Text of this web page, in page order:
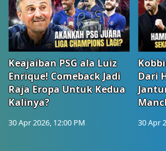
Keajaiban PSG ala Luiz
Enrique! Comeback Jadi
Raja Eropa Untuk Kedua
Kalinya?
30 Apr 2026, 12:00 PM
Dari
30 Apr